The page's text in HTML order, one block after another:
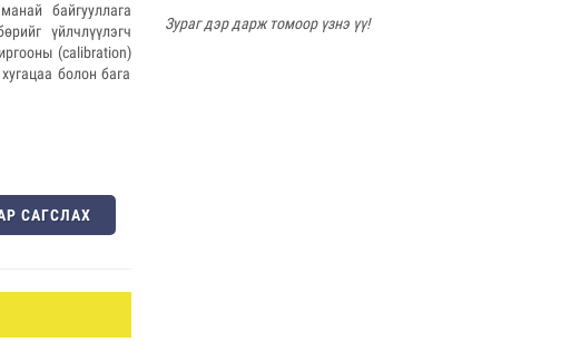
байгууллага
үйлчлүүлэгч
(calibration)
болон бага
САГСЛАХ
Зураг дэр дарж томоор үзнэ үү!